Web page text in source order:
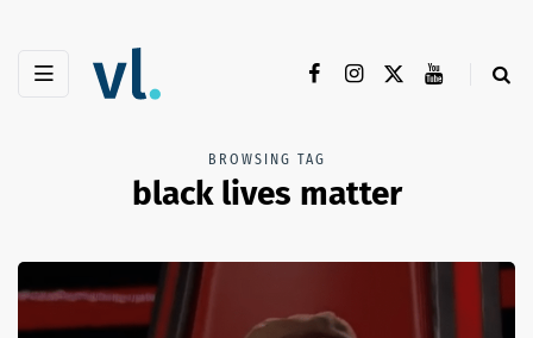
BROWSING TAG
black lives matter